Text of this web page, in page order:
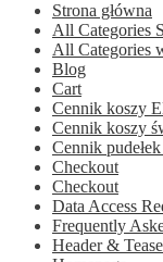
Strona główna
All Categories
All Categories
Blog
Cart
Cennik koszy
Cennik koszy
Cennik
Checkout
Checkout
Data Access
Frequently
Header &